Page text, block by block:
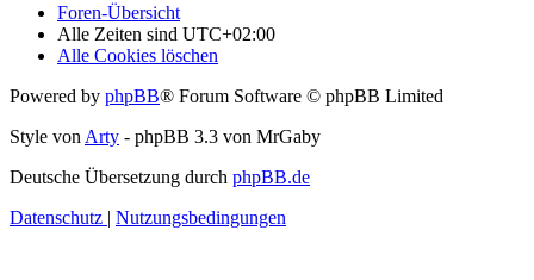
Foren-Übersicht
Alle Zeiten sind UTC+02:00
Alle Cookies löschen
Powered by phpBB® Forum Software © phpBB Limited
Style von Arty - phpBB 3.3 von MrGaby
Deutsche Übersetzung durch phpBB.de
Datenschutz | Nutzungsbedingungen